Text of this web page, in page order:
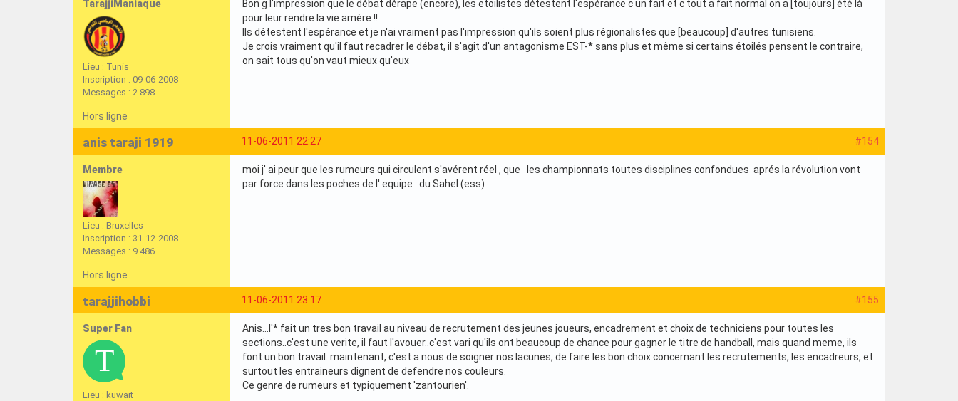
TarajjiManiaque
Lieu : Tunis
Inscription : 09-06-2008
Messages : 2 898
Bon g l'impression que le débat dérape (encore), les etoilistes détestent l'espérance c un fait et c tout a fait normal on a [toujours] été là
pour leur rendre la vie amère !!
Ils détestent l'espérance et je n'ai vraiment pas l'impression qu'ils soient plus régionalistes que [beaucoup] d'autres tunisiens.
Je crois vraiment qu'il faut recadrer le débat, il s'agit d'un antagonisme EST-* sans plus et même si certains étoilés pensent le contraire,
on sait tous qu'on vaut mieux qu'eux
Hors ligne
#154
11-06-2011 22:27
anis taraji 1919
Membre
Lieu : Bruxelles
Inscription : 31-12-2008
Messages : 9 486
moi j' ai peur que les rumeurs qui circulent s'avérent réel , que les championnats toutes disciplines confondues aprés la révolution vont
par force dans les poches de l' equipe du Sahel (ess)
Hors ligne
#155
11-06-2011 23:17
tarajjihobbi
Super Fan
Lieu : kuwait
Anis...l'* fait un tres bon travail au niveau de recrutement des jeunes joueurs, encadrement et choix de techniciens pour toutes les
sections..c'est une verite, il faut l'avouer..c'est vari qu'ils ont beaucoup de chance pour gagner le titre de handball, mais quand meme, ils
font un bon travail. maintenant, c'est a nous de soigner nos lacunes, de faire les bon choix concernant les recrutements, les encadreurs, et
surtout les entraineurs dignent de defendre nos couleurs.
Ce genre de rumeurs et typiquement 'zantourien'.